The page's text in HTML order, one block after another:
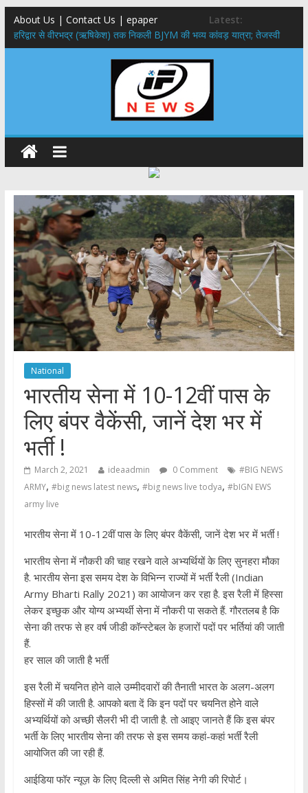
About Us | Contact Us | epaper
Latest:
​हरिद्वार से वीरभद्र (ऋषिकेश) तक निकली BJYM की भव्य कांवड़ यात्रा; तेजस्वी
सूर्या ने की देश व प्रदेशवासियों के कल्याण की कामना
नंदा की चौकी पुल हादसा: PWD के EE, AE और JE निलंबित, सीएम धामी के निर्देश
मुख्यमंत्री ने 9 लाख 87 हजार17 पेंशन लाभार्थियों को कुल 146 करोड़ 32 लाख
राष्ट्रीय हथकरघा दिवस पर मुख्यमंत्री धामी ने उत्कृष्ट बुनकरों और हस्तशिल्प
कारीगरों को किया सम्मानित
​धामी कैबिनेट का बड़ा फैसला: पशुपालकों को 60% तक सब्सिडी, गंगा एक्सप्रेसवे का
हरिद्वार तक होगा विस्तार
National
भारतीय सेना में 10-12वीं पास के
लिए बंपर वैकेंसी, जानें देश भर में
भर्ती !
March 2, 2021 ideaadmin 0 Comment
#BIG NEWS
ARMY, #big news latest news, #big news live todya, #bIGN EWS
army live
भारतीय सेना में 10-12वीं पास के लिए बंपर वैकेंसी, जानें देश भर में भर्ती !
भारतीय सेना में नौकरी की चाह रखने वाले अभ्यर्थियों के लिए सुनहरा मौका
है. भारतीय सेना इस समय देश के विभिन्न राज्यों में भर्ती रैली (Indian
Army Bharti Rally 2021) का आयोजन कर रहा है. इस रैली में हिस्सा
लेकर इच्छुक और योग्य अभ्यर्थी सेना में नौकरी पा सकते हैं. गौरतलब है कि
सेना की तरफ से हर वर्ष जीडी कॉन्स्टेबल के हजारों पदों पर भर्तियां की जाती
हैं.
हर साल की जाती है भर्ती
इस रैली में चयनित होने वाले उम्मीदवारों की तैनाती भारत के अलग-अलग
हिस्सों में की जाती है. आपको बता दें कि इन पदों पर चयनित होने वाले
अभ्यर्थियों को अच्छी सैलरी भी दी जाती है. तो आइए जानते हैं कि इस बंपर
भर्ती के लिए भारतीय सेना की तरफ से इस समय कहां-कहां भर्ती रैली
आयोजित की जा रही हैं.
आईडिया फॉर न्यूज़ के लिए दिल्ली से अमित सिंह नेगी की रिपोर्ट।